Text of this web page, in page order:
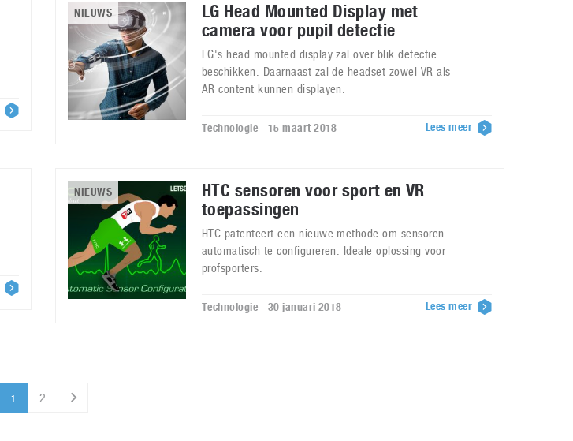
NIEUWS
LG Head Mounted Display met
camera voor pupil detectie
LG's head mounted display zal over blik detectie
beschikken. Daarnaast zal de headset zowel VR als
AR content kunnen displayen.
Technologie - 15 maart 2018 Lees meer
NIEUWS
HTC sensoren voor sport en VR
toepassingen
HTC patenteert een nieuwe methode om sensoren
automatisch te configureren. Ideale oplossing voor
profsporters.
Technologie - 30 januari 2018 Lees meer
1 2